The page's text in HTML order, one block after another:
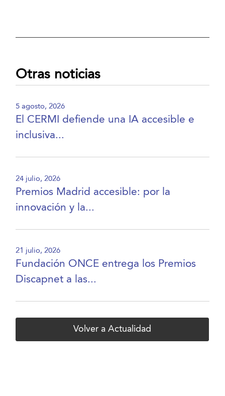
Otras noticias
5 agosto, 2026
El CERMI defiende una IA accesible e
inclusiva...
24 julio, 2026
Premios Madrid accesible: por la
innovación y la...
21 julio, 2026
Fundación ONCE entrega los Premios
Discapnet a las...
Volver a Actualidad